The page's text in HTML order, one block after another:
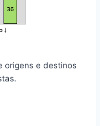
origens e destinos